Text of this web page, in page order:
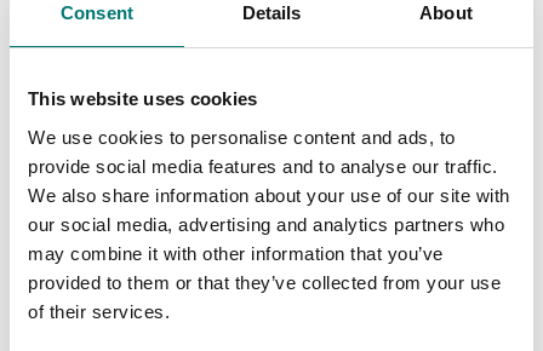
Consent Details About
This website uses cookies
We use cookies to personalise content and ads, to
provide social media features and to analyse our traffic.
We also share information about your use of our site with
our social media, advertising and analytics partners who
may combine it with other information that you’ve
provided to them or that they’ve collected from your use
of their services.
Mätinstrument
am
Finns i flera varianter
Pris från: 1 750 kr
Finns i flera varianter
Pris från: 1 540 kr